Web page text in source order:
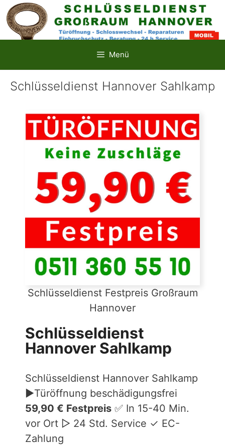
Zum
Inhalt
springen
Menü
Schlüsseldienst Hannover Sahlkamp
Schlüsseldienst Festpreis Großraum
Hannover
Schlüsseldienst
Hannover Sahlkamp
Schlüsseldienst Hannover Sahlkamp
►Türöffnung beschädigungsfrei
59,90 € Festpreis ✅ In 15-40 Min.
vor Ort ▷ 24 Std. Service ✓ EC-
Zahlung